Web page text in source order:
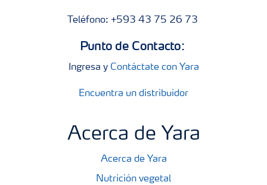
Teléfono: +593 43 75 26 73
Punto de Contacto:
Ingresa y Contáctate con Yara
Encuentra un distribuidor
Acerca de Yara
Acerca de Yara
Nutrición vegetal